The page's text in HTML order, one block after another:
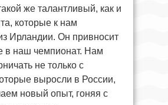
же талантливый, как и
которые к нам
Ирландии. Он привносит
в наш чемпионат. Нам
не только с
выросли в России,
новый опыт, гоняя с